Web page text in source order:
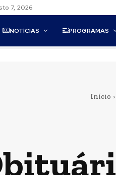
7, 2026
NOTÍCIAS PROGRAMAS
Início